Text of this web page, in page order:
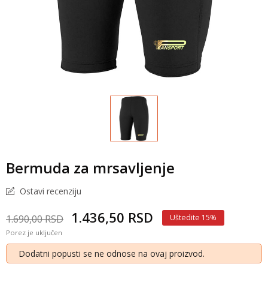
Bermuda za mrsavljenje
Ostavi recenziju
1.690,00 RSD 1.436,50 RSD Uštedite 15%
Porez je uključen
Dodatni popusti se ne odnose na ovaj proizvod.